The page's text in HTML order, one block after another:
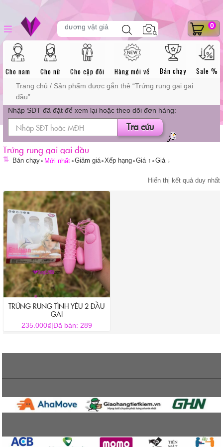
to
content
0
Tìm
kiếm
sản
dương vật giả
Cho nam Cho nữ Cho cặp đôi Hàng mới về Bán chạy Sale %
Trang chủ / Sản phẩm được gắn thẻ “Trứng rung gai gai
đầu”
Nhập SĐT đã đặt để xem lại hoặc theo dõi đơn hàng:
Tra cứu
Trứng rung gai gai đầu
⇅ Bán chạy Mới nhất Giảm giá Xếp hạng Giá ↑ Giá ↓
Hiển thị kết quả duy nhất
TRỨNG RUNG TÌNH YÊU 2 ĐẦU
GAI
235.000₫ Đã bán: 289